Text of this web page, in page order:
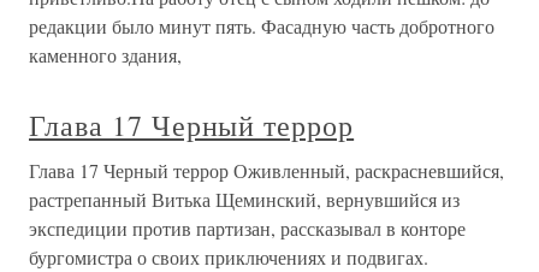
редакции было минут пять. Фасадную часть добротного
каменного здания,
Глава 17 Черный террор
Глава 17 Черный террор Оживленный, раскрасневшийся,
растрепанный Витька Щеминский, вернувшийся из
экспедиции против партизан, рассказывал в конторе
бургомистра о своих приключениях и подвигах.